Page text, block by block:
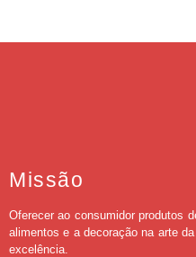
Missão
Oferecer ao consumidor produtos
alimentos e a decoração na arte
excelência.